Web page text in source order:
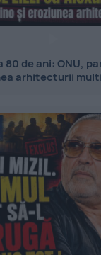
80 de ani: ONU,
arhitecturii